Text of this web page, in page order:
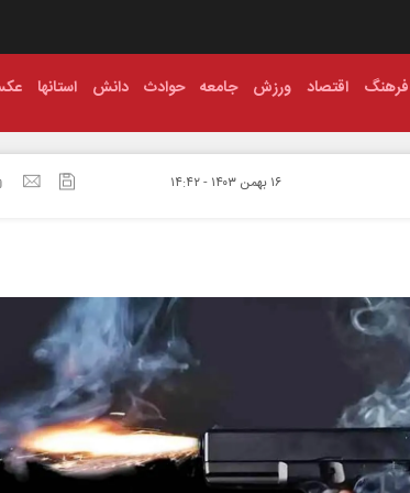
فرهنگ اقتصاد ورزش جامعه حوادث دانش استانها
۱۶ بهمن ۱۴۰۳ - ۱۴:۴۲